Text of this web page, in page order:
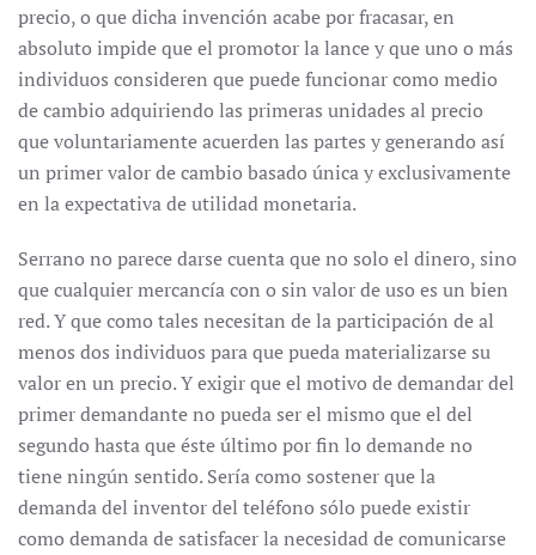
precio, o que dicha invención acabe por fracasar, en
absoluto impide que el promotor la lance y que uno o más
individuos consideren que puede funcionar como medio
de cambio adquiriendo las primeras unidades al precio
que voluntariamente acuerden las partes y generando así
un primer valor de cambio basado única y exclusivamente
en la expectativa de utilidad monetaria.
Serrano no parece darse cuenta que no solo el dinero, sino
que cualquier mercancía con o sin valor de uso es un bien
red. Y que como tales necesitan de la participación de al
menos dos individuos para que pueda materializarse su
valor en un precio. Y exigir que el motivo de demandar del
primer demandante no pueda ser el mismo que el del
segundo hasta que éste último por fin lo demande no
tiene ningún sentido. Sería como sostener que la
demanda del inventor del teléfono sólo puede existir
como demanda de satisfacer la necesidad de comunicarse